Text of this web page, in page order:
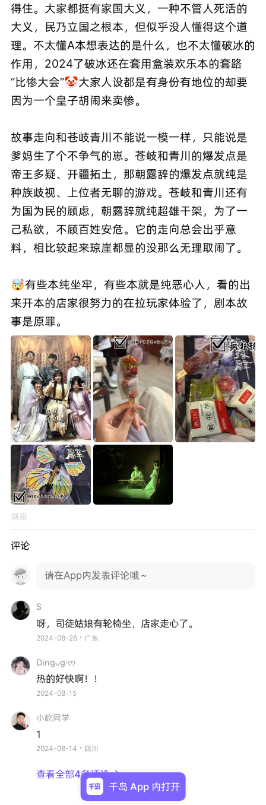
得住。大家都挺有家国大义，一种不管人死活的
大义，民乃立国之根本，但似乎没人懂得这个道
理。不太懂A本想表达的是什么，也不太懂破冰的
作用，2024了破冰还在套用盒装欢乐本的套路
“比惨大会”🤡大家人设都是有身份有地位的却要
因为一个皇子胡闹来卖惨。
故事走向和苍岐青川不能说一模一样，只能说是
爹妈生了个不争气的崽。苍岐和青川的爆发点是
帝王多疑、开疆拓土，那朝露辞的爆发点就纯是
种族歧视、上位者无聊的游戏。苍岐和青川还有
为国为民的顾虑，朝露辞就纯超雄干架，为了一
己私欲，不顾百姓安危。它的走向总会出乎意
料，相比较起来琼崖都显的没那么无理取闹了。
🤯有些本纯坐牢，有些本就是纯恶心人，看的出
来开本的店家很努力的在拉玩家体验了，剧本故
事是原罪。
湖南
评论
请在App内发表评论哦～
S
呀，司徒姑娘有轮椅坐，店家走心了。
2024-08-26・广东
Dingᴗg·ᰔ
热的好快啊！！
2024-08-15
小屹同学
1
2024-08-14・四川
查看全部4条评论 
千岛 App 内打开